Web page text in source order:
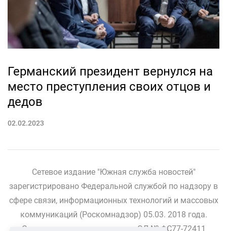
Германский президент вернулся на
место преступления своих отцов и
дедов
02.02.2023
Сетевое издание "Южная служба новостей"
зарегистрировано Федеральной службой по надзору в
сфере связи, информационных технологий и массовых
коммуникаций (Роскомнадзор) 05.03. 2018 года.
Свидетельство о регистрации ЭЛ № ФС77-72411